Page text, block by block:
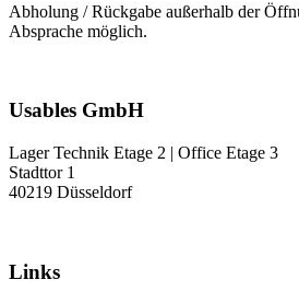
Abholung / Rückgabe außerhalb der
Absprache möglich.
Usables GmbH
Lager Technik Etage 2 | Office Etage 3
Stadttor 1
40219 Düsseldorf
Links